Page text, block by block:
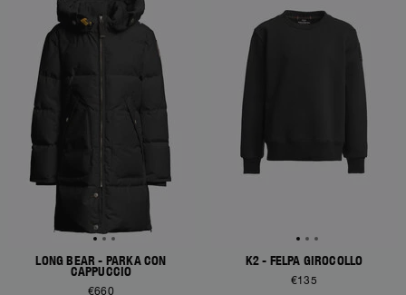
LONG BEAR - PARKA CON
CAPPUCCIO
€660
K2 - FELPA GIROCOLLO
€135